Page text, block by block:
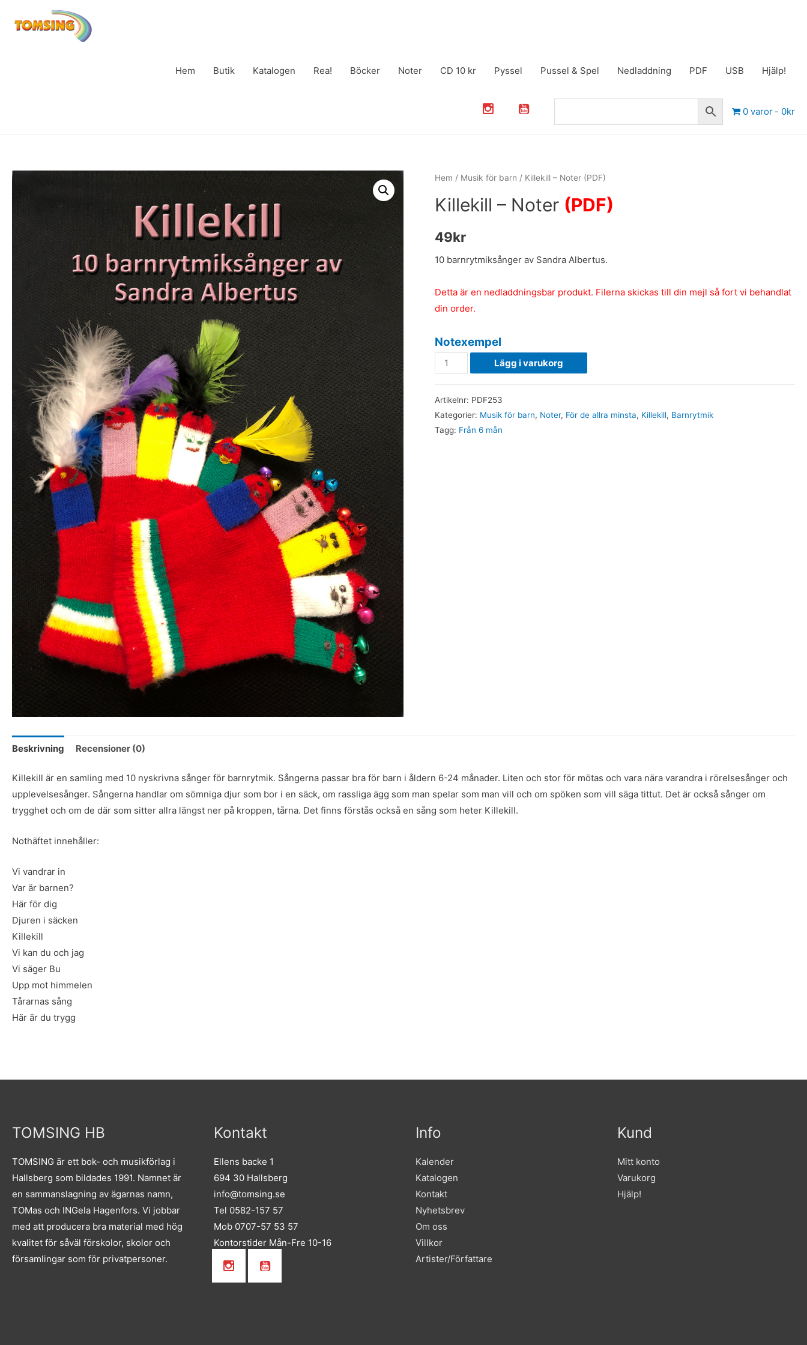
Hem Butik Katalogen Rea! Böcker Noter CD 10 kr Pyssel Pussel & Spel Nedladdning PDF USB Hjälp!
0 varor 0kr
Hem / Musik för barn / Killekill – Noter (PDF)
Killekill – Noter (PDF)
49kr
10 barnrytmiksånger av Sandra Albertus.
Detta är en nedladdningsbar produkt. Filerna skickas till din mejl så fort vi behandlat
din order.
Notexempel
Killekill
-
mängd
Lägg i varukorg
Artikelnr: PDF253
Kategorier: Musik för barn, Noter, För de allra minsta, Killekill, Barnrytmik
Tagg: Från 6 mån
Beskrivning Recensioner (0)
Killekill är en samling med 10 nyskrivna sånger för barnrytmik. Sångerna passar bra för barn i åldern 6-24 månader. Liten och stor för mötas och vara nära varandra i rörelsesånger och
upplevelsesånger. Sångerna handlar om sömniga djur som bor i en säck, om rassliga ägg som man spelar som man vill och om spöken som vill säga tittut. Det är också sånger om
trygghet och om de där som sitter allra längst ner på kroppen, tårna. Det finns förstås också en sång som heter Killekill.
Nothäftet innehåller:
Vi vandrar in
Var är barnen?
Här för dig
Djuren i säcken
Killekill
Vi kan du och jag
Vi säger Bu
Upp mot himmelen
Tårarnas sång
Här är du trygg
TOMSING HB
TOMSING är ett bok- och musikförlag i
Hallsberg som bildades 1991. Namnet är
en sammanslagning av ägarnas namn,
TOMas och INGela Hagenfors. Vi jobbar
med att producera bra material med hög
kvalitet för såväl förskolor, skolor och
församlingar som för privatpersoner.
Kontakt
Ellens backe 1
694 30 Hallsberg
info@tomsing.se
Tel 0582-157 57
Mob 0707-57 53 57
Kontorstider Mån-Fre 10-16
Info
Kalender
Katalogen
Kontakt
Nyhetsbrev
Om oss
Villkor
Artister/Författare
Kund
Mitt konto
Varukorg
Hjälp!